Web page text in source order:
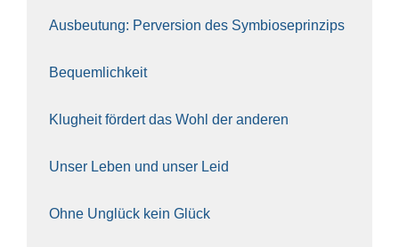
Aus­beu­tung: Per­ver­si­on des Sym­bio­se­prin­zips
Bequem­lich­keit
Klug­heit för­dert das Wohl der ande­ren
Unser Leben und unser Leid
Ohne Unglück kein Glück